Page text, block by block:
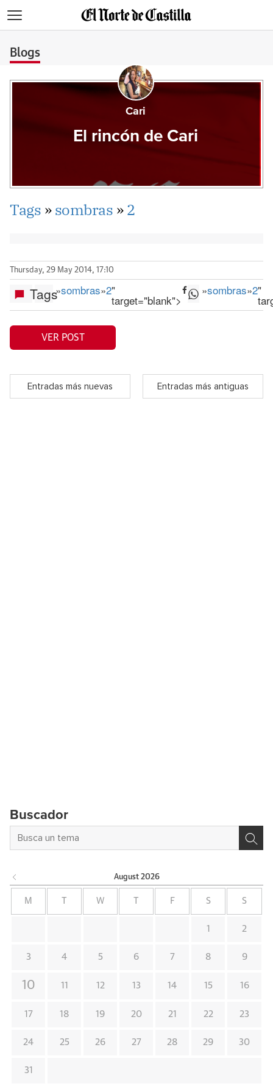
Blogs
Cari
El rincón de Cari
Tags »sombras »2
Thursday, 29 May 2014, 17:10
Tags»sombras»2"
target="blank">
»sombras»2"
VER POST
Entradas más nuevas Entradas más antiguas
Buscador
August 2026
M W F S S
1 2
3 4 5 6 7 8 9
10 11 12 13 14 15 16
17 18 19 20 21 22 23
24 25 26 27 28 29 30
31